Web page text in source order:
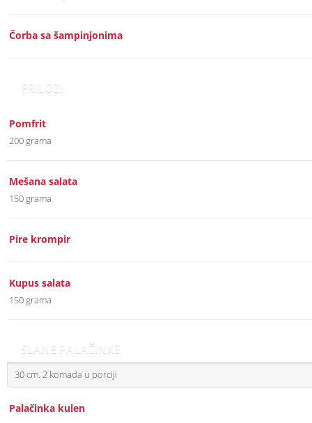
Čorba sa šampinjonima
PRILOZI
Pomfrit
200 grama
Mešana salata
150 grama
Pire krompir
Kupus salata
150 grama
SLANE PALAČINKE
30 cm. 2 komada u porciji
Palačinka kulen